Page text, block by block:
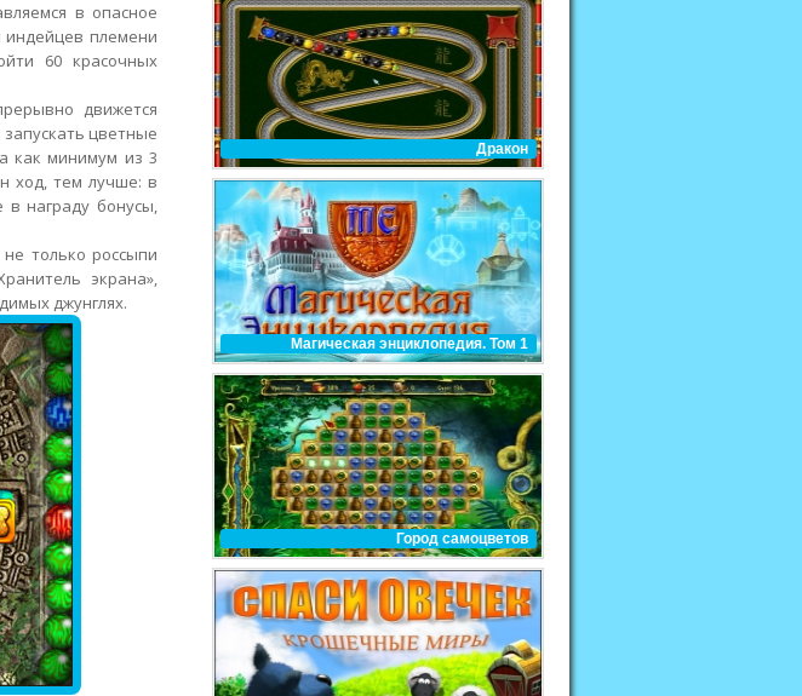
в опасное
индейцев племени
60 красочных
движется
цветные
как минимум из 3
ход, тем лучше: в
награду бонусы,
только россыпи
экрана»,
джунглях.
Дракон
Магическая энциклопедия. Том 1
Город самоцветов